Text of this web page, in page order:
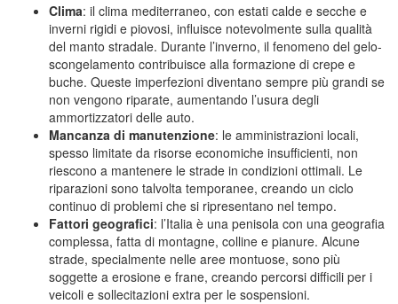
Clima: il clima mediterraneo, con estati calde e secche e
inverni rigidi e piovosi, influisce notevolmente sulla qualità
del manto stradale. Durante l’inverno, il fenomeno del gelo-
scongelamento contribuisce alla formazione di crepe e
buche. Queste imperfezioni diventano sempre più grandi se
non vengono riparate, aumentando l’usura degli
ammortizzatori delle auto.
Mancanza di manutenzione: le amministrazioni locali,
spesso limitate da risorse economiche insufficienti, non
riescono a mantenere le strade in condizioni ottimali. Le
riparazioni sono talvolta temporanee, creando un ciclo
continuo di problemi che si ripresentano nel tempo.
Fattori geografici: l’Italia è una penisola con una geografia
complessa, fatta di montagne, colline e pianure. Alcune
strade, specialmente nelle aree montuose, sono più
soggette a erosione e frane, creando percorsi difficili per i
veicoli e sollecitazioni extra per le sospensioni.